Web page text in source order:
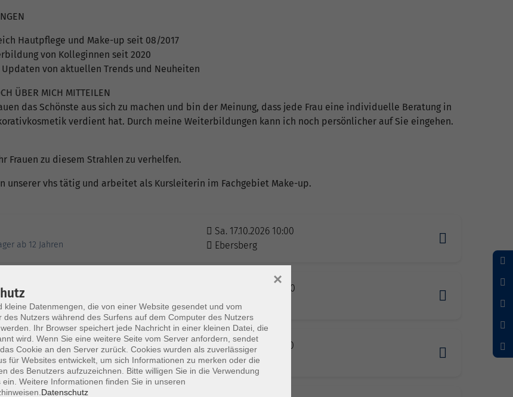
Hautpflege und Make-up seit 08/2017
von Kolleginnen seit 2020
von aktuellen Trends und Neuheiten
ÜBER MICH MITTEILEN
das Schönste aus sich zu machen und bin der Meinung, dass jede Frau eine individuelle Beratung in
verdient hat. Durch meine Weiterbildungen kann ich noch persönlicher auf Sie eingehen.
Frauen zu diesem Strahlen zu verhelfen.
unserer vhs tätig und arbeitet als Kursleiterin im Fachgebiet Make-up.
ab 12 Jahren
Sa. 17.10.2026 10:00
Ebersberg
Sa. 24.10.2026 10:00
Grafing
Sa. 24.10.2026 11:00
Grafing
kleine Datenmengen, die von einer Website gesendet und vom
des Nutzers während des Surfens auf dem Computer des Nutzers
Ihr Browser speichert jede Nachricht in einer kleinen Datei, die
wird. Wenn Sie eine weitere Seite vom Server anfordern, sendet
Cookie an den Server zurück. Cookies wurden als zuverlässiger
für Websites entwickelt, um sich Informationen zu merken oder die
des Benutzers aufzuzeichnen. Bitte willigen Sie in die Verwendung
ein. Weitere Informationen finden Sie in unseren
Datenschutz
×